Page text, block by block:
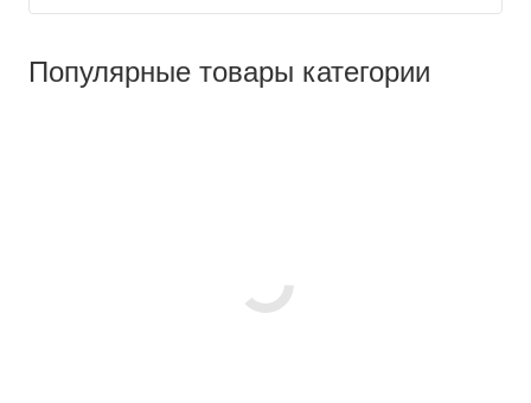
Популярные товары категории